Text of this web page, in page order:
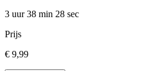
3 uur 38 min 28 sec
Prijs
€ 9,99